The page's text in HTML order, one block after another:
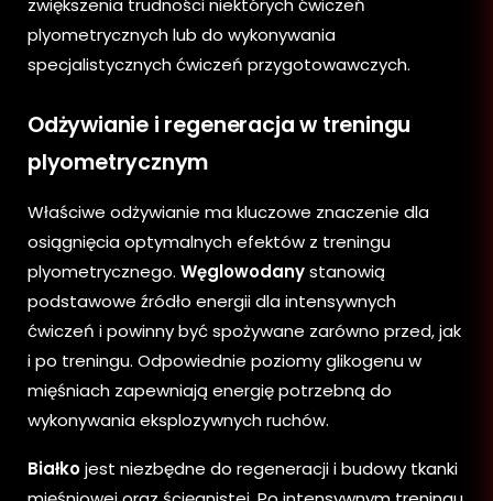
zwiększenia trudności niektórych ćwiczeń
plyometrycznych lub do wykonywania
specjalistycznych ćwiczeń przygotowawczych.
Odżywianie i regeneracja w treningu
plyometrycznym
Właściwe odżywianie ma kluczowe znaczenie dla
osiągnięcia optymalnych efektów z treningu
plyometrycznego. Węglowodanystanowią
podstawowe źródło energii dla intensywnych
ćwiczeń i powinny być spożywane zarówno przed, jak
i po treningu. Odpowiednie poziomy glikogenu w
mięśniach zapewniają energię potrzebną do
wykonywania eksplozywnych ruchów.
Białkojest niezbędne do regeneracji i budowy tkanki